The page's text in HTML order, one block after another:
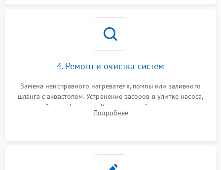
4. Ремонт и очистка систем
Замена неисправного нагревателя, помпы или заливного
шланга с аквастопом. Устранение засоров в улитке насоса,
патрубках и фильтрах. Компонентный ремонт платы
управления, восстановление поврежденной проводки.
Подробнее